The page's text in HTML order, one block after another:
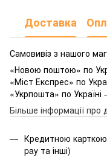
Доставка
Самовивіз з нашого
«Новою поштою» по
«Міст Експрес» по
«Укрпошта» по
Більше інформації про
Кредитною
pay та інші)